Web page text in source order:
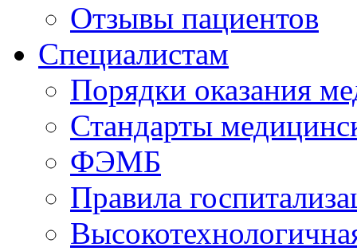
Отзывы пациентов
Специалистам
Порядки оказания
Стандарты
ФЭМБ
Правила